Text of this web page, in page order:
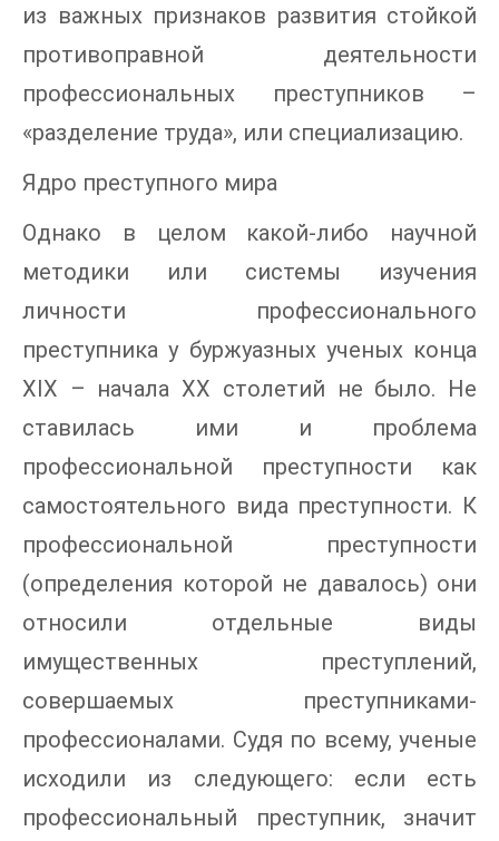
из важных признаков развития стойкой
противоправной деятельности
профессиональных преступников –
«разделение труда», или специализацию.
Ядро преступного мира
Однако в целом какой-либо научной
методики или системы изучения
личности профессионального
преступника у буржуазных ученых конца
XIX – начала XX столетий не было. Не
ставилась ими и проблема
профессиональной преступности как
самостоятельного вида преступности. К
профессиональной преступности
(определения которой не давалось) они
относили отдельные виды
имущественных преступлений,
совершаемых преступниками-
профессионалами. Судя по всему, ученые
исходили из следующего: если есть
профессиональный преступник, значит